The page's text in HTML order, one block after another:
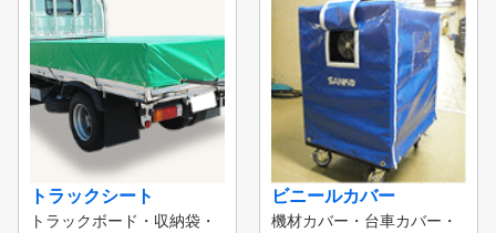
トラックシート
トラックボード・収納袋・
ビニールカバー
機材カバー・台車カバー・